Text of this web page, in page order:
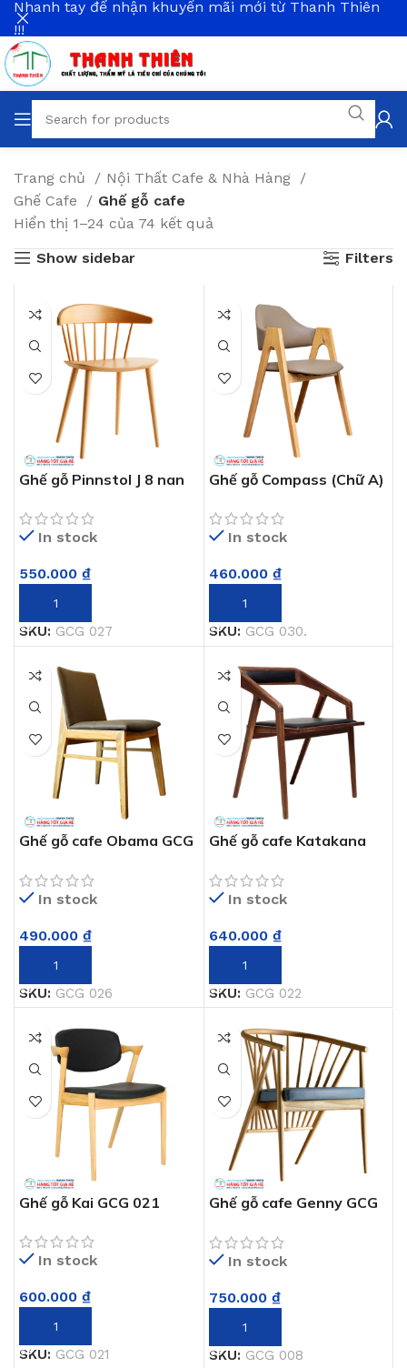
Trang chủ
Nội Thất Cafe & Nhà Hàng
Ghế Cafe
Ghế gỗ cafe
Hiển thị 1–24 của 74 kết quả
Show sidebar
Filters
Ghế gỗ Pinnstol J 8 nan
In stock
550.000 ₫
THÊM VÀO GIỎ HÀNG
SKU: GCG 027
Ghế gỗ Compass (Chữ A)
In stock
460.000 ₫
THÊM VÀO GIỎ HÀNG
SKU: GCG 030.
Ghế gỗ cafe Obama GCG
In stock
490.000 ₫
THÊM VÀO GIỎ HÀNG
SKU: GCG 026
Ghế gỗ cafe Katakana
In stock
640.000 ₫
THÊM VÀO GIỎ HÀNG
SKU: GCG 022
Ghế gỗ Kai GCG 021
In stock
600.000 ₫
THÊM VÀO GIỎ HÀNG
SKU: GCG 021
Ghế gỗ cafe Genny GCG
In stock
750.000 ₫
THÊM VÀO GIỎ HÀNG
SKU: GCG 008
Nhanh tay để nhận khuyến mãi mới từ Thanh Thiên
!!!